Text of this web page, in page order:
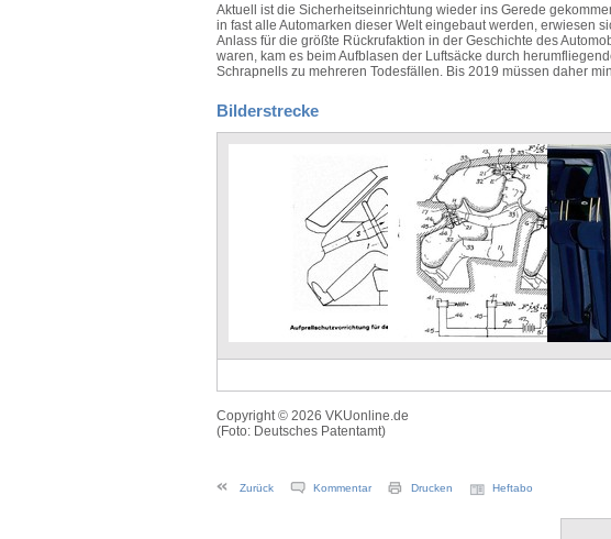
Aktuell ist die Sicherheitseinrichtung wieder ins Gerede
in fast alle Automarken dieser Welt eingebaut werden, erwiesen
Anlass für die größte Rückrufaktion in der Geschichte des
waren, kam es beim Aufblasen der Luftsäcke durch
Schrapnells zu mehreren Todesfällen. Bis 2019 müssen daher
Bilderstrecke
Copyright © 2026 VKUonline.de
(Foto: Deutsches Patentamt)
Zurück Kommentar Drucken Heftabo